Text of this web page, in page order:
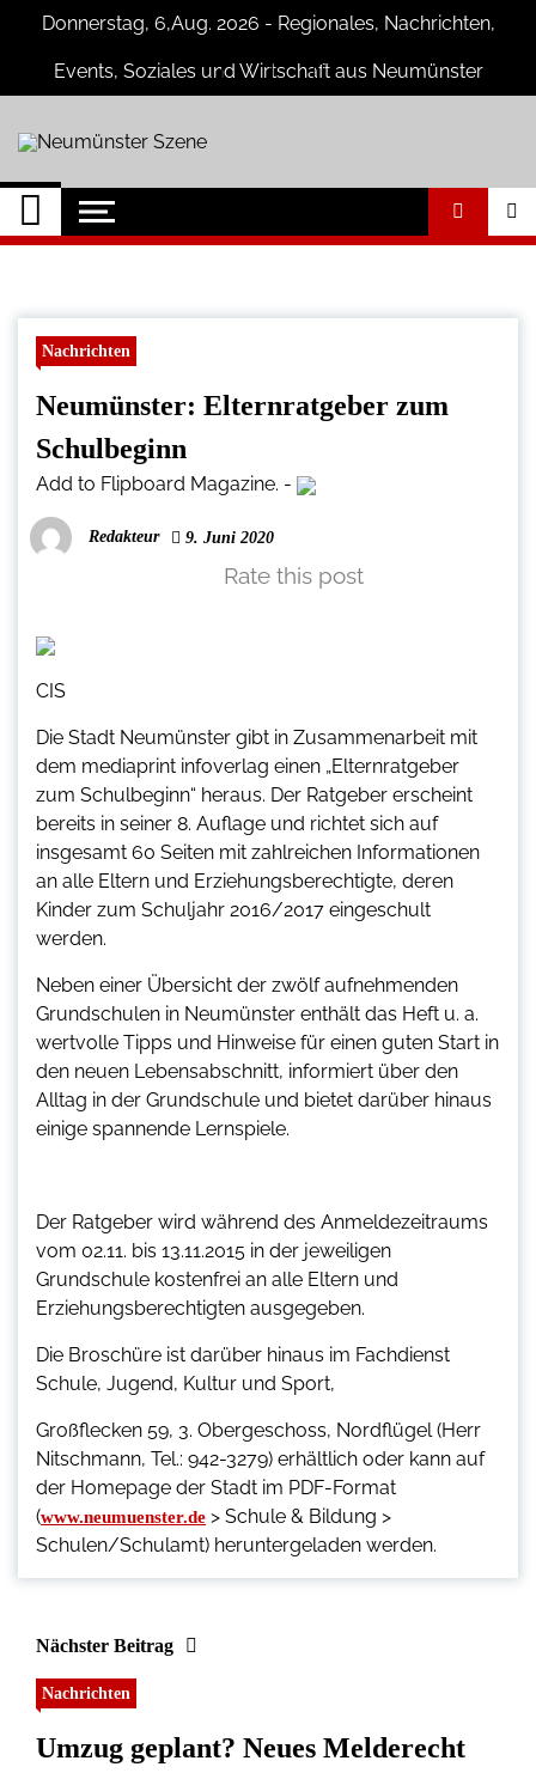
content
Donnerstag, 6,Aug. 2026 - Regionales, Nachrichten,
Events, Soziales und Wirtschaft aus Neumünster
Neumünster Szene
Neuigkeiten und Nachrichten aus
Neumünster und Umgebung
Nachrichten
Neumünster: Elternratgeber zum
Schulbeginn
Add to Flipboard Magazine. -
Redakteur 9. Juni 2020
Rate this post
CIS
Die Stadt Neumünster gibt in Zusammenarbeit mit
dem mediaprint infoverlag einen „Elternratgeber
zum Schulbeginn“ heraus. Der Ratgeber erscheint
bereits in seiner 8. Auflage und richtet sich auf
insgesamt 60 Seiten mit zahlreichen Informationen
an alle Eltern und Erziehungsberechtigte, deren
Kinder zum Schuljahr 2016/2017 eingeschult
werden.
Neben einer Übersicht der zwölf aufnehmenden
Grundschulen in Neumünster enthält das Heft u. a.
wertvolle Tipps und Hinweise für einen guten Start in
den neuen Lebensabschnitt, informiert über den
Alltag in der Grundschule und bietet darüber hinaus
einige spannende Lernspiele.
Der Ratgeber wird während des Anmeldezeitraums
vom 02.11. bis 13.11.2015 in der jeweiligen
Grundschule kostenfrei an alle Eltern und
Erziehungsberechtigten ausgegeben.
Die Broschüre ist darüber hinaus im Fachdienst
Schule, Jugend, Kultur und Sport,
Großflecken 59, 3. Obergeschoss, Nordflügel (Herr
Nitschmann, Tel.: 942-3279) erhältlich oder kann auf
der Homepage der Stadt im PDF-Format
(www.neumuenster.de > Schule & Bildung >
Schulen/Schulamt) heruntergeladen werden.
Nächster Beitrag
Nachrichten
Umzug geplant? Neues Melderecht